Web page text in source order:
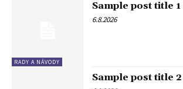
RADY A NÁVODY
Sample post title 1
6.8.2026
Sample post title 2